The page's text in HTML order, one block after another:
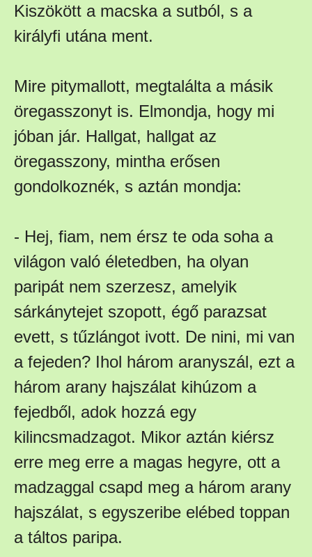
Kiszökött a macska a sutból, s a
királyfi utána ment.
Mire pitymallott, megtalálta a másik
öregasszonyt is. Elmondja, hogy mi
jóban jár. Hallgat, hallgat az
öregasszony, mintha erősen
gondolkoznék, s aztán mondja:
- Hej, fiam, nem érsz te oda soha a
világon való életedben, ha olyan
paripát nem szerzesz, amelyik
sárkánytejet szopott, égő parazsat
evett, s tűzlángot ivott. De nini, mi van
a fejeden? Ihol három aranyszál, ezt a
három arany hajszálat kihúzom a
fejedből, adok hozzá egy
kilincsmadzagot. Mikor aztán kiérsz
erre meg erre a magas hegyre, ott a
madzaggal csapd meg a három arany
hajszálat, s egyszeribe elébed toppan
a táltos paripa.